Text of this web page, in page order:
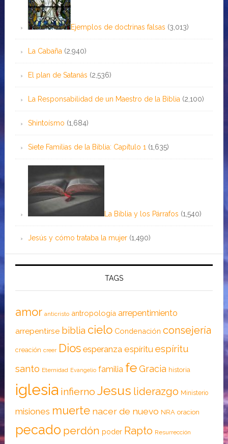
Ejemplos de doctrinas falsas (3,013)
La Cabaña (2,940)
El plan de Satanás (2,536)
La Responsabilidad de un Maestro de la Biblia (2,100)
Shintoísmo (1,684)
Siete Familias de la Biblia: Capítulo 1 (1,635)
La Biblia y los Párrafos (1,540)
Jesús y cómo trataba la mujer (1,490)
TAGS
amor anticristo antropología arrepentimiento
arrepentirse biblia cielo Condenación consejería
creación creer Dios esperanza espíritu espíritu
santo Eternidad Evangelio familia feGracia historia
iglesia infierno Jesus liderazgo Ministerio
misiones muerte nacer de nuevo NRA oracion
pecado perdón poder Rapto Resurrección